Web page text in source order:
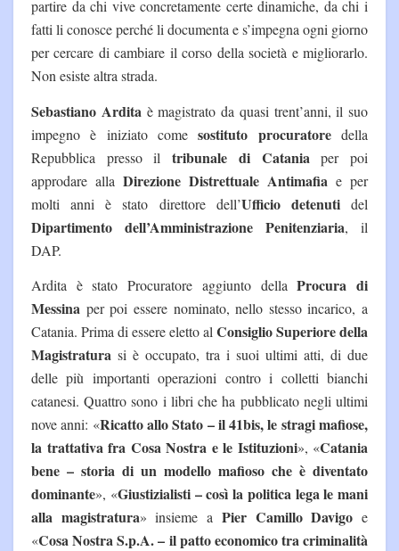
partire da chi vive concretamente certe dinamiche, da chi i
fatti li conosce perché li documenta e s’impegna ogni giorno
per cercare di cambiare il corso della società e migliorarlo.
Non esiste altra strada.
Sebastiano Ardita è magistrato da quasi trent’anni, il suo
impegno è iniziato comesostituto procuratoredella
Repubblica presso iltribunale di Catania per poi
approdare alla Direzione Distrettuale Antimafia e per
molti anni è stato direttore dell’Ufficio detenutidel
Dipartimento dell’Amministrazione Penitenziaria, il
DAP.
Ardita è stato Procuratore aggiunto dellaProcura di
Messina per poi essere nominato, nello stesso incarico, a
Catania. Prima di essere eletto al Consiglio Superiore della
Magistratura si è occupato, tra i suoi ultimi atti, di due
delle più importanti operazioni contro i colletti bianchi
catanesi. Quattro sono i libri che ha pubblicato negli ultimi
nove anni: «Ricatto allo Stato – il 41bis, le stragi mafiose,
la trattativa fra Cosa Nostra e le Istituzioni», «Catania
bene – storia di un modello mafioso che è diventato
dominante», «Giustizialisti – così la politica lega le mani
alla magistratura» insieme a Pier Camillo Davigo e
«Cosa Nostra S.p.A. – il patto economico tra criminalità